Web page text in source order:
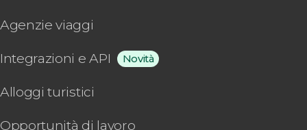
Agenzie viaggi
Integrazioni e API Novità
Alloggi turistici
Opportunità di lavoro